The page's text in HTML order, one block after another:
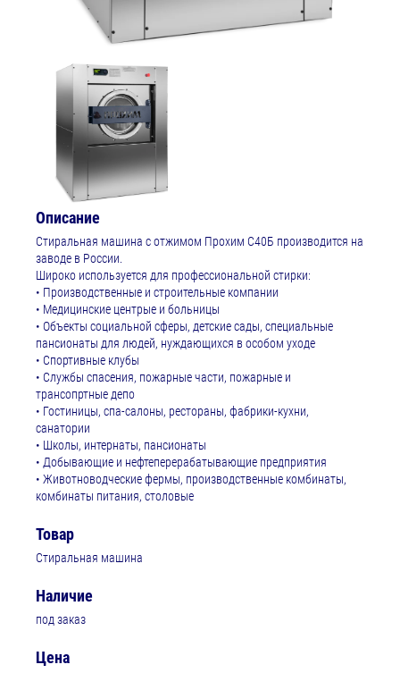
Описание
Стиральная машина с отжимом Прохим С40Б производится на
заводе в России.
Широко используется для профессиональной стирки:
• Производственные и строительные компании
• Медицинские центрые и больницы
• Объекты социальной сферы, детские сады, специальные
пансионаты для людей, нуждающихся в особом уходе
• Спортивные клубы
• Службы спасения, пожарные части, пожарные и
трансопртные депо
• Гостиницы, спа-салоны, рестораны, фабрики-кухни,
санатории
• Школы, интернаты, пансионаты
• Добывающие и нефтеперерабатывающие предприятия
• Животноводческие фермы, производственные комбинаты,
комбинаты питания, столовые
Товар
Стиральная машина
Наличие
под заказ
Цена